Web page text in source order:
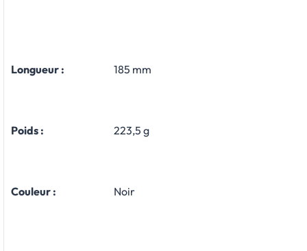
Longueur : 185 mm
Poids : 223,5 g
Couleur : Noir